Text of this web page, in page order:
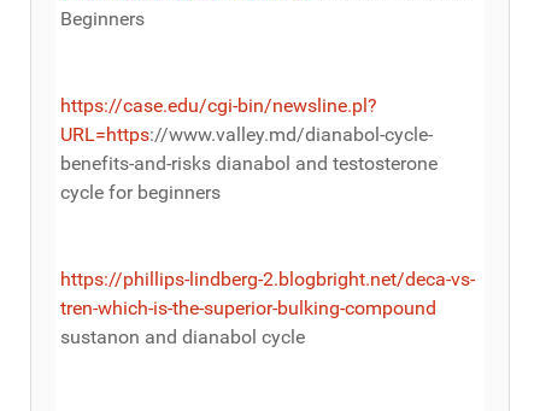
Beginners
https://case.edu/cgi-bin/newsline.pl?
URL=https://www.valley.md/dianabol-cycle-
benefits-and-risks dianabol and testosterone
cycle for beginners
https://phillips-lindberg-2.blogbright.net/deca-vs-
tren-which-is-the-superior-bulking-compound
sustanon and dianabol cycle